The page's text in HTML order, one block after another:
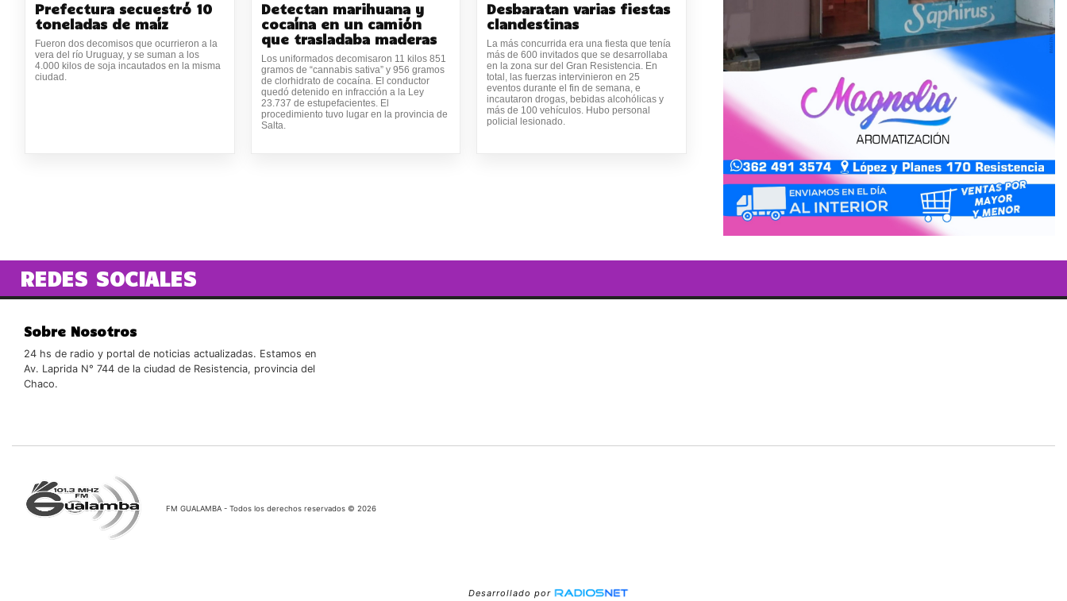
Prefectura secuestró 10
toneladas de maíz
Fueron dos decomisos que ocurrieron a la
vera del río Uruguay, y se suman a los
4.000 kilos de soja incautados en la misma
ciudad.
Detectan marihuana y
cocaína en un camión
que trasladaba maderas
Los uniformados decomisaron 11 kilos 851
gramos de “cannabis sativa” y 956 gramos
de clorhidrato de cocaína. El conductor
quedó detenido en infracción a la Ley
23.737 de estupefacientes. El
procedimiento tuvo lugar en la provincia de
Salta.
Desbaratan varias fiestas
clandestinas
La más concurrida era una fiesta que tenía
más de 600 invitados que se desarrollaba
en la zona sur del Gran Resistencia. En
total, las fuerzas intervinieron en 25
eventos durante el fin de semana, e
incautaron drogas, bebidas alcohólicas y
más de 100 vehículos. Hubo personal
policial lesionado.
REDES SOCIALES
Sobre Nosotros
24 hs de radio y portal de noticias actualizadas. Estamos en
Av. Laprida N° 744 de la ciudad de Resistencia, provincia del
Chaco.
FM GUALAMBA - Todos los derechos reservados © 2026
Desarrollado por